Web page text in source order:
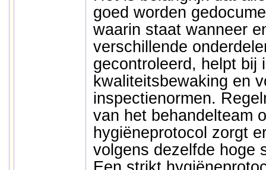
goed worden
waarin staat wanneer
verschillende
gecontroleerd, helpt bij
kwaliteitsbewaking en
inspectienormen.
van het behandelteam
hygiëneprotocol zorgt
volgens dezelfde hoge